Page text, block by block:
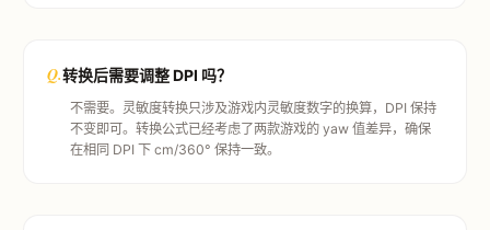
Q.转换后需要调整 DPI 吗？
不需要。灵敏度转换只涉及游戏内灵敏度数字的换算，DPI 保持
不变即可。转换公式已经考虑了两款游戏的 yaw 值差异，确保
在相同 DPI 下 cm/360° 保持一致。